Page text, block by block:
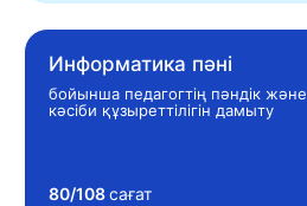
Информатика пәні
бойынша педагогтің пәндік және
кәсіби құзыреттілігін дамыту
80/108сағат